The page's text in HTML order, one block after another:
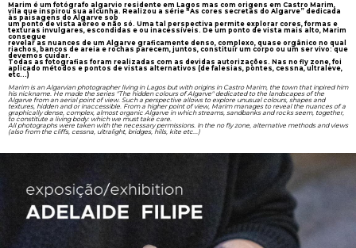
Marim é um fotógrafo algarvio residente em Lagos mas com origens em Castro Marim,
vila que inspirou sua alcunha. Realizou a série "As cores secretas do Algarve” dedicada
às paisagens do Algarve sob
um ponto de vista aéreo e não só. Uma tal perspectiva permite explorar cores, formas e
texturas invulgares, escondidas e ou inacessíveis. De um ponto de vista mais alto, Marim
consegue
revelar as nuances de um Algarve graficamente denso, complexo, quase orgânico no qual
riachos, bancos de areia e rochas parecem, juntos, constituir um corpo ou um ser vivo: que
devemos cuidar.
Todas as fotografias foram realizadas com as devidas autorizações. Nas no fly zone, foi
aplicado métodos e pontos de vistas alternativos (de falesias, pontes, cessna, ultraleve,
etc...)
Marim is an Algarvian photographer living in Lagos but with origins in Castro Marim, the town that inpired him
his nickname. He made the series "The hidden colours of Algarve" dedicated to the landscapes of the
Algarve from an aerial point of view. Such a perspective allows to explore unusual colours, shapes and
textures, hidden and or inaccessible. From a higher point of view, Marim manages to reveal the nuances of a
graphically dense, complex, almost organic Algarve in which streams, sandbanks and rocks seem, together,
to constitute a living body: which we must take care.
All photographs were taken with the necessary permissions. In the no fly zone, alternative methods and views
(also from the cliffs, cessna, ultralight, bridges, hills, kite etc...)